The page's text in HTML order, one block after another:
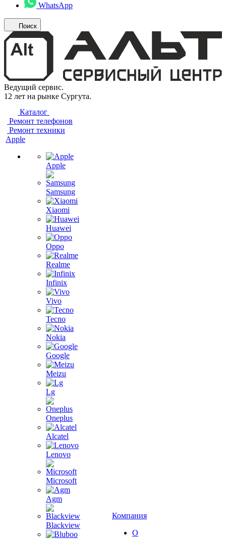
WhatsApp
Поиск
Ведущий сервис.
12 лет на рынке Сургута.
Каталог
Ремонт телефонов
Ремонт техники
Apple
Apple
Samsung
Xiaomi
Huawei
Oppo
Realme
Infinix
Vivo
Tecno
Nokia
Google
Meizu
Lg
Oneplus
Alcatel
Lenovo
Microsoft
Agm
Blackview
Компания
О